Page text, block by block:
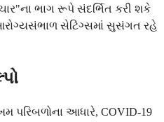
ભાગ રૂપે સંદર્ભિત કરી શકે
સેટિંગ્સમાં સુસંગત રહે
પરિબળોના આધારે, COVID-19